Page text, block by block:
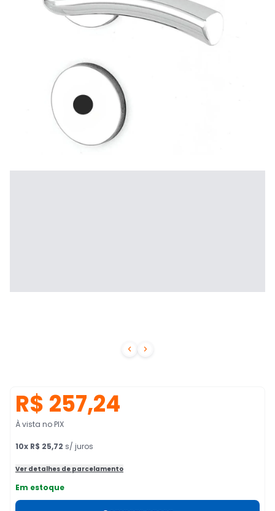
 
R$ 257,24
À vista no PIX
10x R$ 25,72 s/ juros
Ver detalhes de parcelamento
Em estoque